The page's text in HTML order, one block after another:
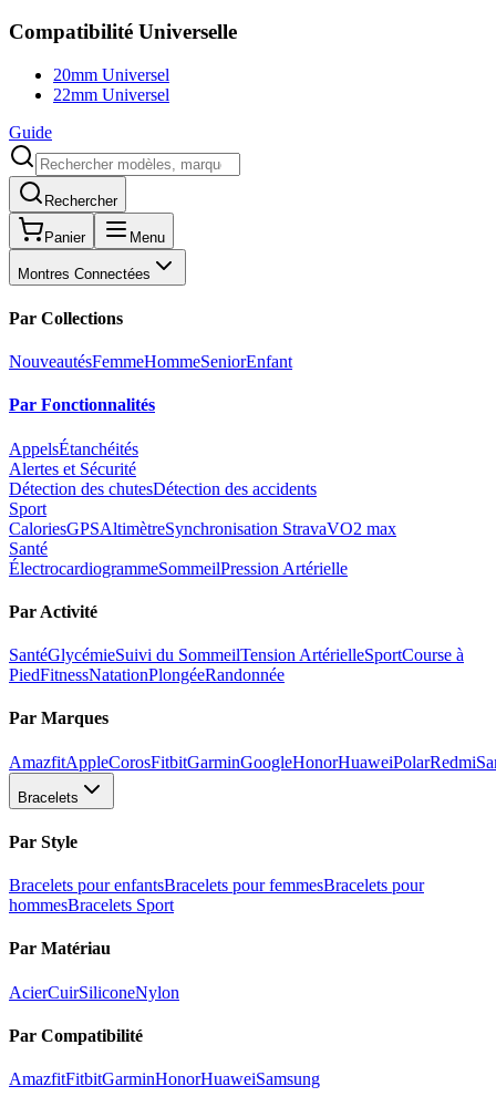
Compatibilité Universelle
20mm Universel
22mm Universel
Guide
Rechercher
Panier Menu
Montres Connectées
Par Collections
NouveautésFemmeHommeSeniorEnfant
Par Fonctionnalités
AppelsÉtanchéités
Alertes et Sécurité
Détection des chutesDétection des accidents
Sport
CaloriesGPSAltimètreSynchronisation StravaVO2 max
Santé
ÉlectrocardiogrammeSommeilPression Artérielle
Par Activité
SantéGlycémieSuivi du SommeilTension ArtérielleSportCourse à
PiedFitnessNatationPlongéeRandonnée
Par Marques
AmazfitAppleCorosFitbitGarminGoogleHonorHuaweiPolarRedmi
Bracelets
Par Style
Bracelets pour enfantsBracelets pour femmesBracelets pour
hommesBracelets Sport
Par Matériau
AcierCuirSiliconeNylon
Par Compatibilité
AmazfitFitbitGarminHonorHuaweiSamsung